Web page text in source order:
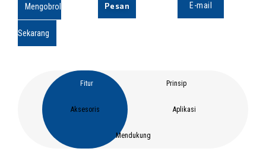
Mengobrol
Sekarang
Pesan E-mail
Fitur Prinsip
Aksesoris Aplikasi
Mendukung